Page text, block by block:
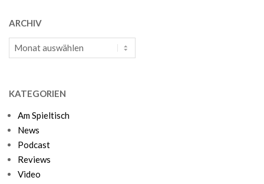
ARCHIV
Archiv
KATEGORIEN
Am Spieltisch
News
Podcast
Reviews
Video